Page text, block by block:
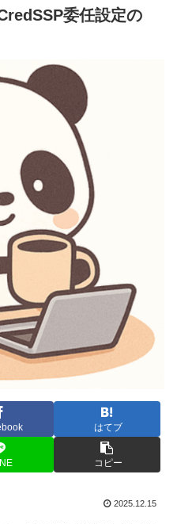
委任設定の
はてブ
コピー
2025.12.15